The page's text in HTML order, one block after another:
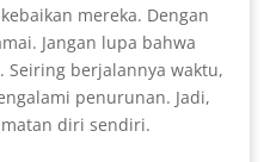
mereka. Dengan
Jangan lupa bahwa
berjalannya waktu,
penurunan. Jadi,
diri sendiri.